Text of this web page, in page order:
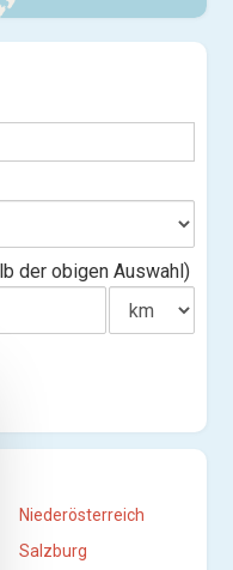
der obigen Auswahl)
Niederösterreich
Salzburg